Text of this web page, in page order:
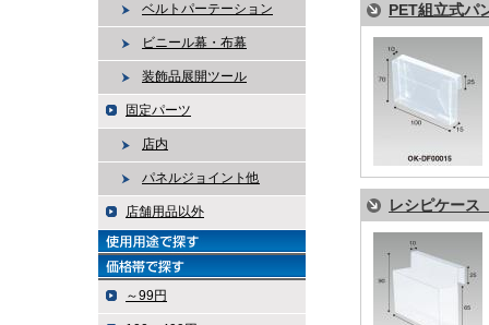
ベルトパーテーション
ビニール幕・布幕
装飾品展開ツール
固定パーツ
店内
パネルジョイント他
店舗用品以外
～99円
PET組立式
レシピケー